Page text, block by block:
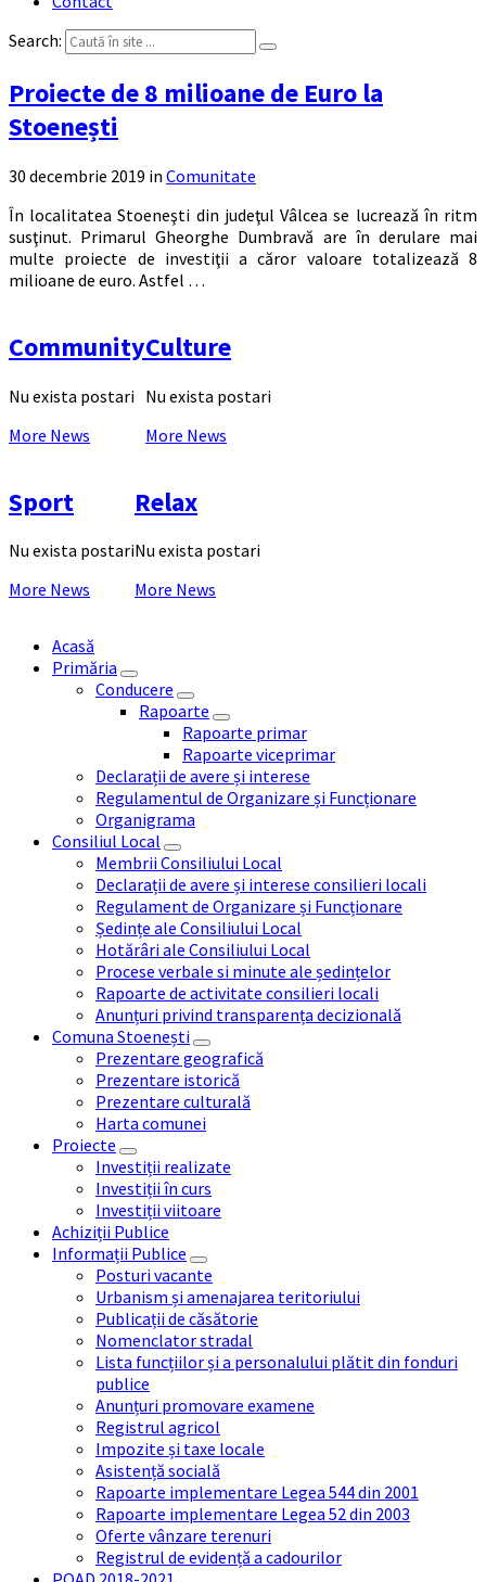
Search:
Proiecte de 8 milioane de Euro la
Stoenești
30 decembrie 2019 in Comunitate
În localitatea Stoeneşti din judeţul Vâlcea se lucrează în ritm
susţinut. Primarul Gheorghe Dumbravă are în derulare mai
multe proiecte de investiţii a căror valoare totalizează 8
milioane de euro. Astfel …
Community
Nu exista postari
More News
Culture
Nu exista postari
More News
Sport
Nu exista postari
More News
Relax
Nu exista postari
More News
Acasă
Primăria
Conducere
Rapoarte
Rapoarte primar
Rapoarte viceprimar
Declarații de avere și interese
Regulamentul de Organizare și Funcționare
Organigrama
Consiliul Local
Membrii Consiliului Local
Declarații de avere și interese consilieri locali
Regulament de Organizare și Funcționare
Ședințe ale Consiliului Local
Hotărâri ale Consiliului Local
Procese verbale si minute ale ședințelor
Rapoarte de activitate consilieri locali
Anunțuri privind transparența decizională
Comuna Stoenești
Prezentare geografică
Prezentare istorică
Prezentare culturală
Harta comunei
Proiecte
Investiții realizate
Investiții în curs
Investiții viitoare
Achiziții Publice
Informații Publice
Posturi vacante
Urbanism și amenajarea teritoriului
Publicații de căsătorie
Nomenclator stradal
Lista funcțiilor și a personalului plătit din fonduri
publice
Anunțuri promovare examene
Registrul agricol
Impozite și taxe locale
Asistență socială
Rapoarte implementare Legea 544 din 2001
Rapoarte implementare Legea 52 din 2003
Oferte vânzare terenuri
Registrul de evidență a cadourilor